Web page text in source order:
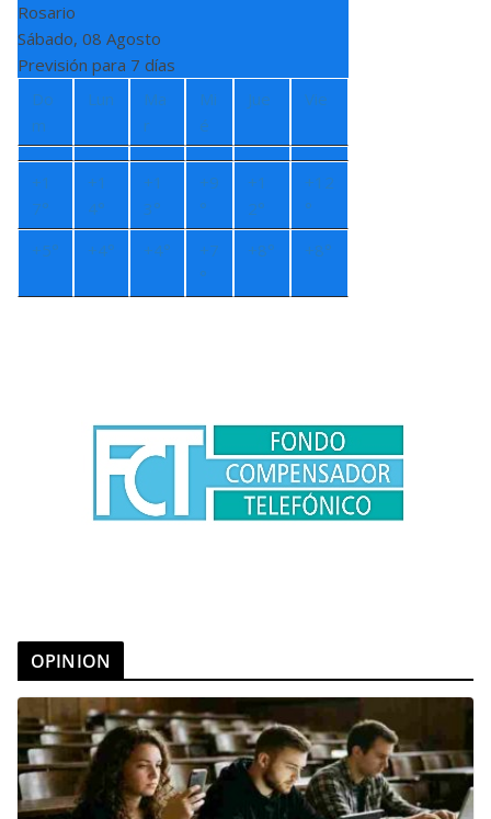
Rosario
Sábado, 08 Agosto
Previsión para 7 días
Do
m
Lun
Ma
r
Mi
é
Jue Vie
+1
7°
+1
4°
+1
3°
+9
°
+1
2°
+12
°
+5° +4° +4° +7
°
+8° +8°
OPINION